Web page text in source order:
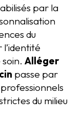
par la
du
Alléger
passe par
du milieu